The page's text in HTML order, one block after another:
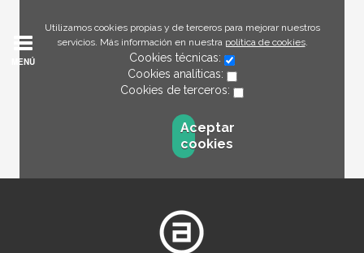
Utilizamos cookies propias y de terceros para mejorar nuestros
servicios. Más información en nuestra política de cookies.
Cookies técnicas:
Cookies analíticas:
Cookies de terceros:
Aceptar
cookies
MENÚ